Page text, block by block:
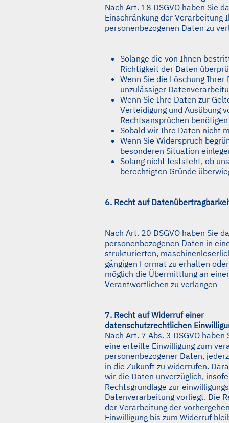
Nach Art. 18 DSGVO haben Sie
Einschränkung der Verarbeitung
personenbezogenen Daten zu
Solange die von Ihnen
Richtigkeit der Daten
Wenn Sie die Löschung Ihrer
unzulässiger
Wenn Sie Ihre Daten zur
Verteidigung und Ausübung
Rechtsansprüchen benötigen
Sobald wir Ihre Daten nicht
Wenn Sie Widerspruch
besonderen Situation
Solang nicht feststeht, ob
berechtigten Gründe
6. Recht auf
Nach Art. 20 DSGVO haben Sie
personenbezogenen Daten in
strukturierten,
gängigen Format zu erhalten
möglich die Übermittlung an
Verantwortlichen zu verlangen
7. Recht auf Widerruf einer
datenschutzrechtlichen
Nach Art. 7 Abs. 3 DSGVO haben
eine erteilte Einwilligung zum
personenbezogener Daten,
in die Zukunft zu widerrufen.
wir die Daten unverzüglich,
Rechtsgrundlage zur
Datenverarbeitung vorliegt. Die
der Verarbeitung der
Einwilligung bis zum Widerruf